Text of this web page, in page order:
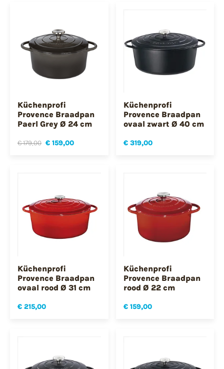
Küchenprofi
Provence Braadpan
Paerl Grey Ø 24 cm
€ 179,00 € 159,00
Küchenprofi
Provence Braadpan
ovaal zwart Ø 40 cm
€ 319,00
Küchenprofi
Provence Braadpan
ovaal rood Ø 31 cm
€ 215,00
Küchenprofi
Provence Braadpan
rood Ø 22 cm
€ 159,00